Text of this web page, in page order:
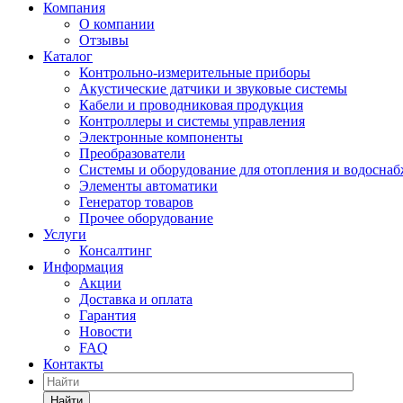
Компания
О компании
Отзывы
Каталог
Контрольно-измерительные приборы
Акустические датчики и звуковые системы
Кабели и проводниковая продукция
Контроллеры и системы управления
Электронные компоненты
Преобразователи
Системы и оборудование для отопления и
Элементы автоматики
Генератор товаров
Прочее оборудование
Услуги
Консалтинг
Информация
Акции
Доставка и оплата
Гарантия
Новости
FAQ
Контакты